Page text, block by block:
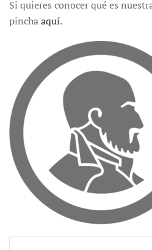
Si quieres conocer qué es
pinchaaquí.